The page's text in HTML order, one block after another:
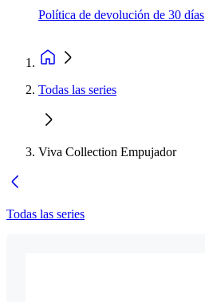
Política de devolución de 30 días
Todas las series
Viva Collection Empujador
Todas las series